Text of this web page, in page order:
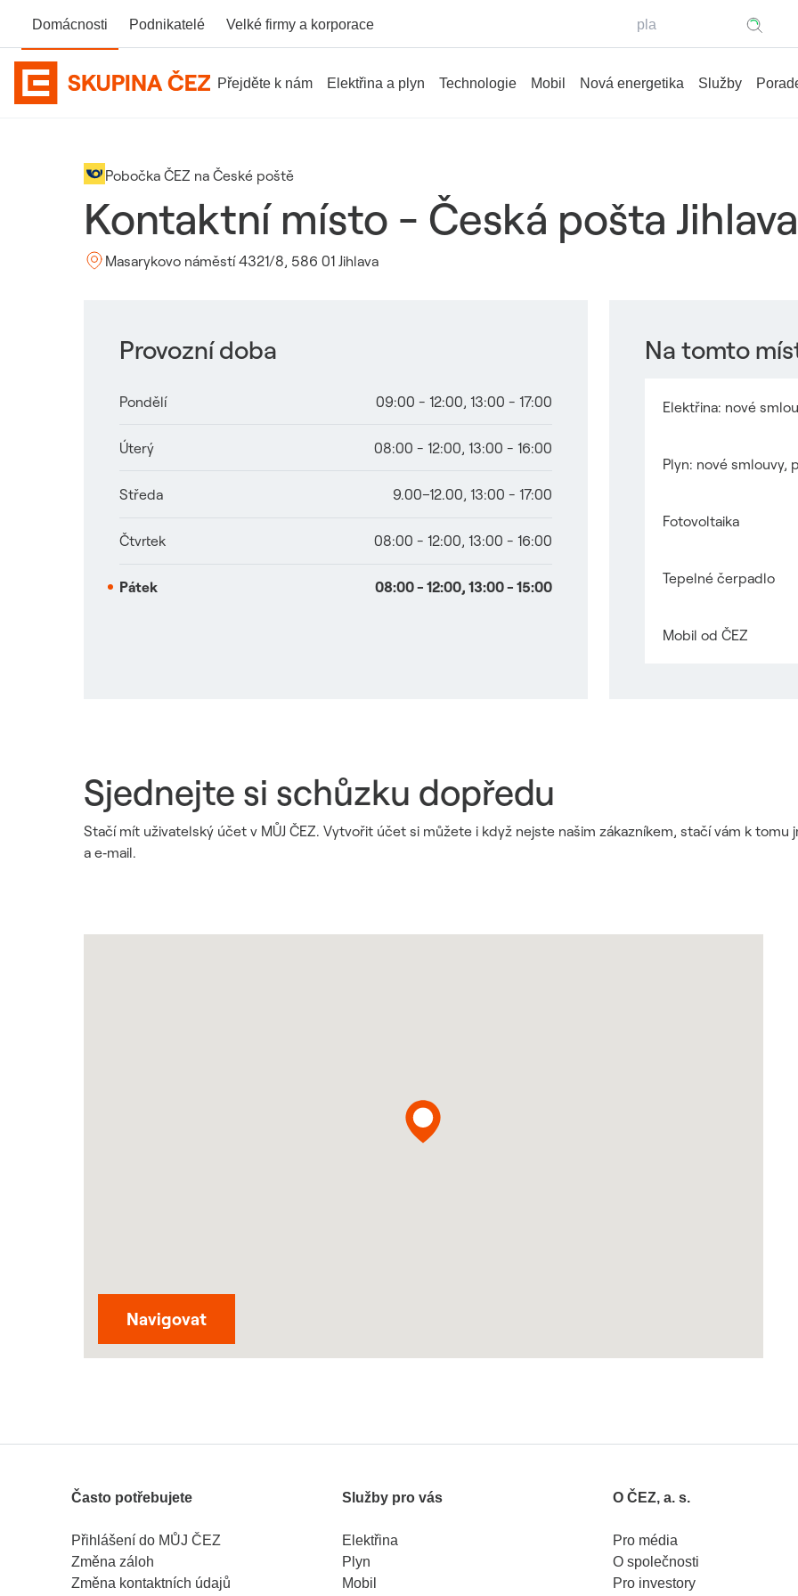
Domácnosti Podnikatelé Velké firmy a korporace
Hledaný výraz
Přejděte k nám Elektřina a plyn Technologie Mobil Nová energetika Služby
Pobočka ČEZ na České poště
Kontaktní místo - Česká pošta Jihlava
Masarykovo náměstí 4321/8, 586 01 Jihlava
Provozní doba
Pondělí 09:00 - 12:00, 13:00 - 17:00
Úterý 08:00 - 12:00, 13:00 - 16:00
Středa 9.00–12.00, 13:00 - 17:00
Čtvrtek 08:00 - 12:00, 13:00 - 16:00
Pátek 08:00 - 12:00, 13:00 - 15:00
Na tomto
Elektřina: nové
Odkaz se otevře v
Plyn: nové smlouvy,
Odkaz se otevře v
Fotovoltaika
Odkaz se otevře v
Tepelné čerpadlo
Odkaz se otevře v
Mobil od ČEZ
Odkaz se otevře v
Sjednejte si schůzku dopředu
Stačí mít uživatelský účet v MŮJ ČEZ. Vytvořit účet si můžete i když nejste našim zákazníkem, stačí vám k tomu
a e‑mail.
NavigovatOdkaz se otevře v novém okně
Často potřebujete
Přihlášení do MŮJ ČEZ
Změna záloh
Změna kontaktních údajů
Služby pro vás
Elektřina
Plyn
Mobil
O ČEZ, a. s.
Pro média
O společnosti
Pro investory